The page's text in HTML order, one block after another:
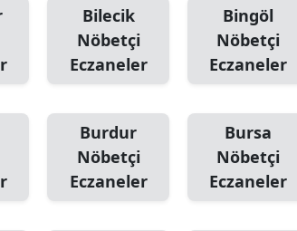
Bilecik
Nöbetçi
Eczaneler
Bingöl
Nöbetçi
Eczaneler
Burdur
Nöbetçi
Eczaneler
Bursa
Nöbetçi
Eczaneler